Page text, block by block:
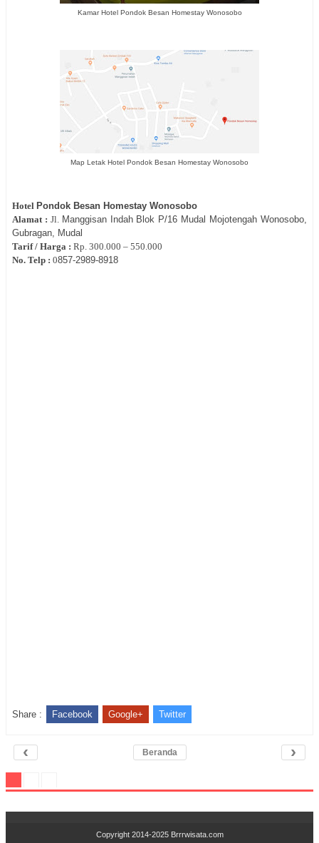
Kamar Hotel Pondok Besan Homestay Wonosobo
Map Letak Hotel Pondok Besan Homestay Wonosobo
Hotel Pondok Besan Homestay Wonosobo
Alamat : Jl. Manggisan Indah Blok P/16 Mudal Mojotengah Wonosobo,
Gubragan, Mudal
Tarif / Harga : Rp. 300.000 – 550.000
No. Telp : 0857-2989-8918
Share : Facebook Google+ Twitter
‹ ›
Beranda
Copyright 2014-2025 Brrrwisata.com